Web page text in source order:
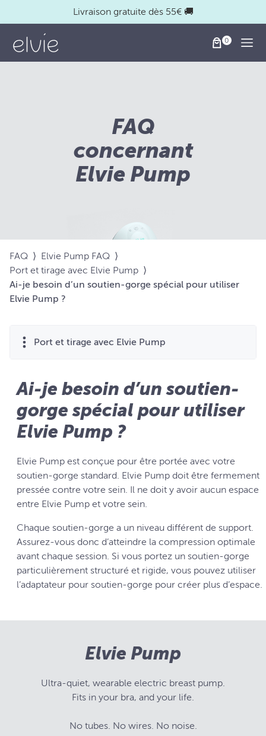
Livraison gratuite dès 55€ 🚚
FAQ
concernant
Elvie Pump
FAQ ⟩ Elvie Pump FAQ ⟩
Port et tirage avec Elvie Pump ⟩
Ai-je besoin d’un soutien-gorge spécial pour utiliser
Elvie Pump ?
Port et tirage avec Elvie Pump
Ai-je besoin d’un soutien-
gorge spécial pour utiliser
Elvie Pump ?
Elvie Pump est conçue pour être portée avec votre
soutien-gorge standard. Elvie Pump doit être fermement
pressée contre votre sein. Il ne doit y avoir aucun espace
entre Elvie Pump et votre sein.
Chaque soutien-gorge a un niveau différent de support.
Assurez-vous donc d’atteindre la compression optimale
avant chaque session. Si vous portez un soutien-gorge
particulièrement structuré et rigide, vous pouvez utiliser
l’adaptateur pour soutien-gorge pour créer plus d’espace.
Elvie Pump
Ultra-quiet, wearable electric breast pump.
Fits in your bra, and your life.
No tubes. No wires. No noise.